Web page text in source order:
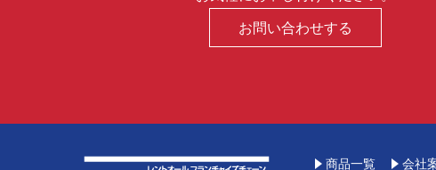
お問い合わせする
商品一覧 会社